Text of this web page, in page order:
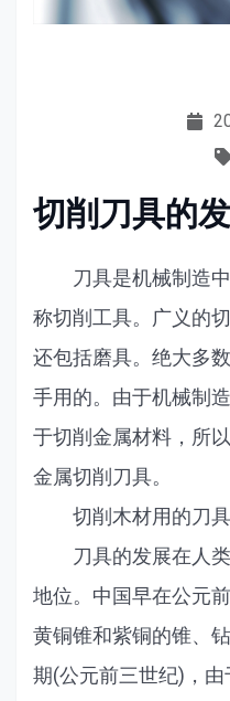
切削刀具的
刀具是机械制造中
称切削工具。广义的
还包括磨具。绝大多
手用的。由于机械制
于切削金属材料，所
金属切削刀具。
切削木材用的刀具
刀具的发展在人类
地位。中国早在公元
黄铜锥和紫铜的锥、
期(公元前三世纪)，